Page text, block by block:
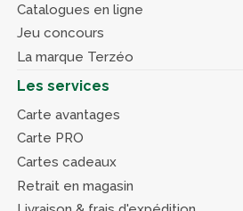
Catalogues en ligne
Jeu concours
La marque Terzéo
Les services
Carte avantages
Carte PRO
Cartes cadeaux
Retrait en magasin